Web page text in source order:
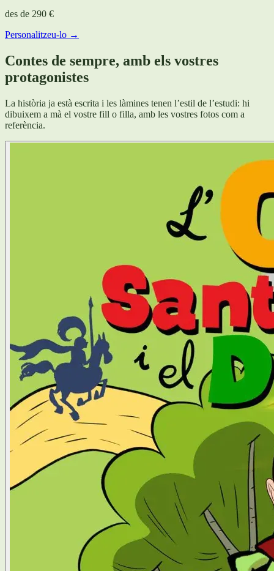
des de 290 €
Personalitzeu-lo →
Contes de sempre, amb els vostres
protagonistes
La història ja està escrita i les làmines tenen l’estil de l’estudi: hi
dibuixem a mà el vostre fill o filla, amb les vostres fotos com a
referència.